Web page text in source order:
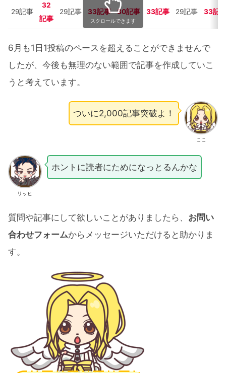
29記事
32
記事
29記事 33記事 30記事 33記事 29記事 33記
スクロールできます
6月も1日1投稿のペースを超えることができませんで
したが、今後も無理のない範囲で記事を作成していこ
うと考えています。
ここ
ついに2,000記事突破よ！
リッヒ
ホントに読者にためになっとるんかな
質問や記事にして欲しいことがありましたら、 お問い
合わせフォームからメッセージいただけると助かりま
す。